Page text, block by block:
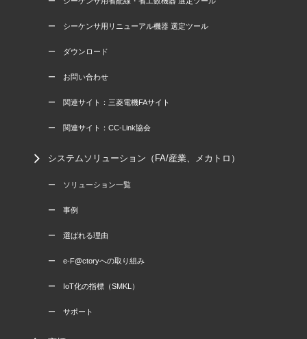
ー シーケンサ用リニューアル機器 選定ツール
ー ダウンロード
ー お問い合わせ
ー 関連サイト：三菱電機FAサイト
ー 関連サイト：CC-Link協会
システムソリューション（FA/産業、メカトロ）
ー ソリューション一覧
ー 事例
ー 選ばれる理由
ー e-F@ctoryへの取り組み
ー IoT化の指標（SMKL）
ー サポート